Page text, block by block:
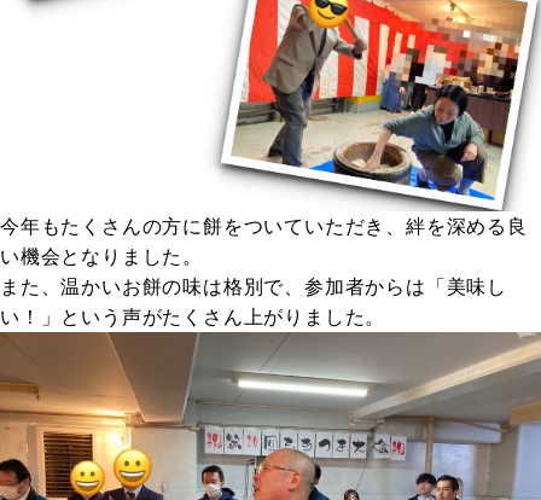
今年もたくさんの方に餅をついていただき、絆を深める良
い機会となりました。
また、温かいお餅の味は格別で、参加者からは「美味し
い！」という声がたくさん上がりました。